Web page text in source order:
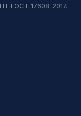
ГОСТ 17608-2017.